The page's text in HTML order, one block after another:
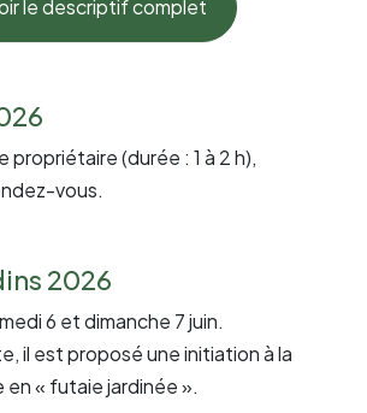
le descriptif complet
propriétaire (durée : 1 à 2 h),
vous.
2026
6 et dimanche 7 juin.
il est proposé une initiation à la
« futaie jardinée ».